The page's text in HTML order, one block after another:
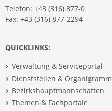
Telefon: +43 (316) 877-0
Fax: +43 (316) 877-2294
QUICKLINKS:
Verwaltung & Serviceportal
Dienststellen & Organigramm
Bezirkshauptmannschaften
Themen & Fachportale